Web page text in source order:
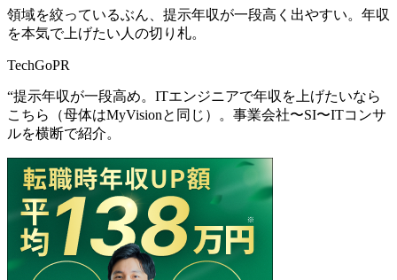
領域を絞っているぶん、提示年収が一段高く出やすい。年収
を本気で上げたい人の切り札。
TechGoPR
“提示年収が一段高め。ITエンジニアで年収を上げたいなら
こちら（母体はMyVisionと同じ）。事業会社〜SI〜ITコンサ
ルを横断で紹介。